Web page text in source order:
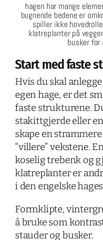
hagen har mange
bugnende bedene er
spiller ikke
klatreplanter på
busker for
Start med faste
Hvis du skal
egen hage, er det
faste strukturene.
stakittgjerde eller
skape en
“villere” vekstene.
koselig trebenk og
klatreplanter er
i den engelske
Formklipte,
å bruke som
stauder og busker.